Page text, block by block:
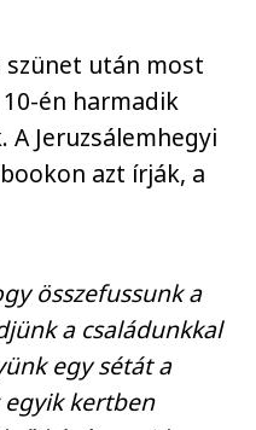
szünet után most
én harmadik
Jeruzsálemhegyi
azt írják, a
összefussunk a
a családunkkal
egy sétát a
kertben